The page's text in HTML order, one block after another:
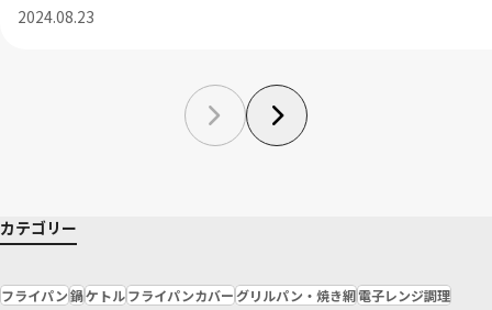
2024.08.23
カテゴリー
フライパン鍋ケトルフライパンカバーグリルパン・焼き網電子レンジ調理